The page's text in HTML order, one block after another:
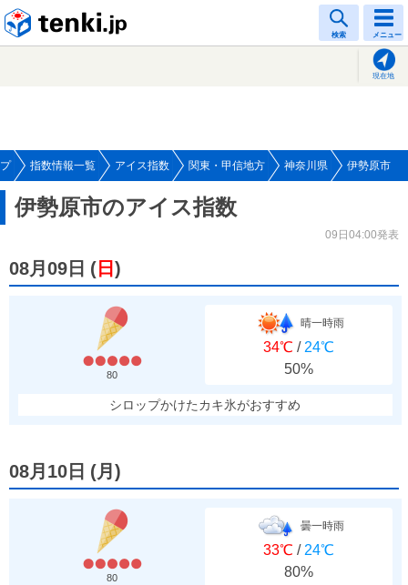
検索 メニュー
現在地
指数情報一覧 アイス指数 関東・甲信地方 神奈川県 伊勢原市
伊勢原市のアイス指数
09日04:00発表
08月09日 ( 日 )
80
晴一時雨
34℃ / 24℃
50%
シロップかけたカキ氷がおすすめ
08月10日 (月 )
80
曇一時雨
33℃ / 24℃
80%